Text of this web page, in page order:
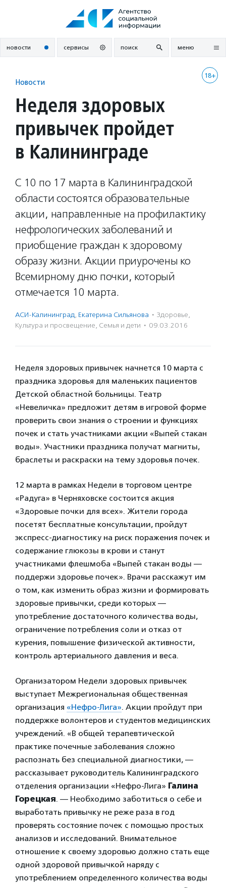
новости сервисы поиск меню
18+
Новости
Неделя здоровых
привычек пройдет
в Калининграде
С 10 по 17 марта в Калининградской
области состоятся образовательные
акции, направленные на профилактику
нефрологических заболеваний и
приобщение граждан к здоровому
образу жизни. Акции приурочены ко
Всемирному дню почки, который
отмечается 10 марта.
АСИ-Калининград, Екатерина Сильянова · Здоровье,
Культура и просвещение, Семья и дети · 09.03.2016
Неделя здоровых привычек начнется 10 марта с
праздника здоровья для маленьких пациентов
Детской областной больницы. Театр
«Невеличка» предложит детям в игровой форме
проверить свои знания о строении и функциях
почек и стать участниками акции «Выпей стакан
воды». Участники праздника получат магниты,
браслеты и раскраски на тему здоровья почек.
12 марта в рамках Недели в торговом центре
«Радуга» в Черняховске состоится акция
«Здоровые почки для всех». Жители города
посетят бесплатные консультации, пройдут
экспресс-диагностику на риск поражения почек и
содержание глюкозы в крови и станут
участниками флешмоба «Выпей стакан воды —
поддержи здоровье почек». Врачи расскажут им
о том, как изменить образ жизни и формировать
здоровые привычки, среди которых —
употребление достаточного количества воды,
ограничение потребления соли и отказ от
курения, повышение физической активности,
контроль артериального давления и веса.
Организатором Недели здоровых привычек
выступает Межрегиональная общественная
организация «Нефро-Лига». Акции пройдут при
поддержке волонтеров и студентов медицинских
учреждений. «В общей терапевтической
практике почечные заболевания сложно
распознать без специальной диагностики, —
рассказывает руководитель Калининградского
отделения организации «Нефро-Лига» Галина
Горецкая. — Необходимо заботиться о себе и
выработать привычку не реже раза в год
проверять состояние почек с помощью простых
анализов и исследований. Внимательное
отношение к своему здоровью должно стать еще
одной здоровой привычкой наряду с
употреблением определенного количества воды